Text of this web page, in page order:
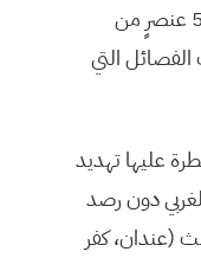
إحباطها من طرف الثوار وقتل قرابة 50 عنصرٍ من
التي
عليها تهديد
دون رصد
(عندان، كفر